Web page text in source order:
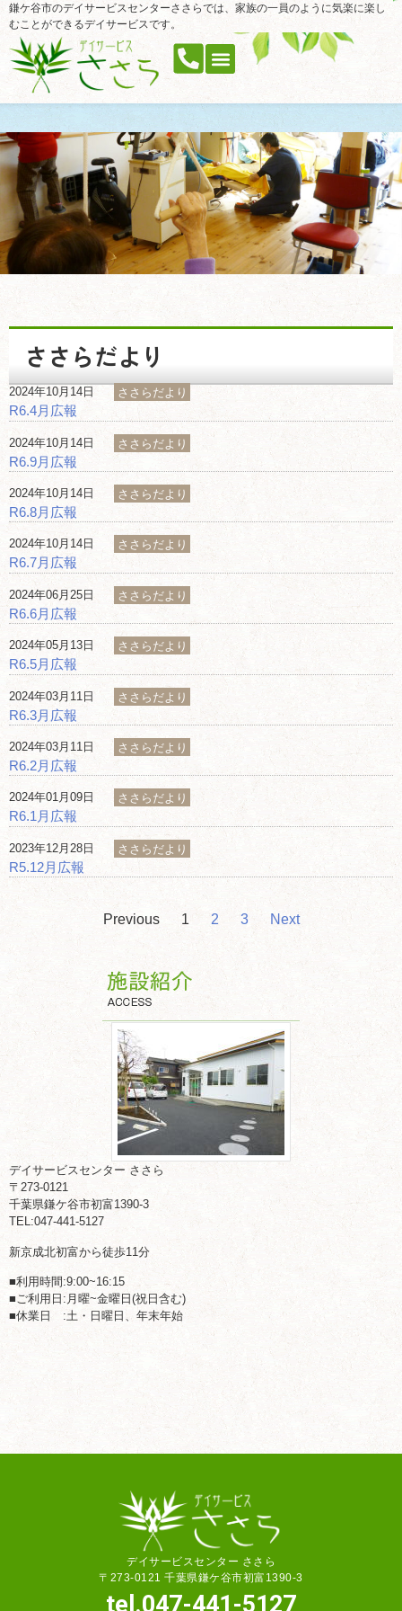
鎌ケ谷市のデイサービスセンターささらでは、家族の一員のように気楽に楽し
むことができるデイサービスです。
ささらだより
2024年10月14日 ささらだより
R6.4月広報
2024年10月14日 ささらだより
R6.9月広報
2024年10月14日 ささらだより
R6.8月広報
2024年10月14日 ささらだより
R6.7月広報
2024年06月25日 ささらだより
R6.6月広報
2024年05月13日 ささらだより
R6.5月広報
2024年03月11日 ささらだより
R6.3月広報
2024年03月11日 ささらだより
R6.2月広報
2024年01月09日 ささらだより
R6.1月広報
2023年12月28日 ささらだより
R5.12月広報
Previous 1 2 3 Next
デイサービスセンター ささら
〒273-0121
千葉県鎌ケ谷市初富1390-3
TEL:047-441-5127
新京成北初富から徒歩11分
■利用時間:9:00~16:15
■ご利用日:月曜~金曜日(祝日含む)
■休業日 :土・日曜日、年末年始
デイサービスセンター ささら
〒273-0121 千葉県鎌ケ谷市初富1390-3
tel.047-441-5127